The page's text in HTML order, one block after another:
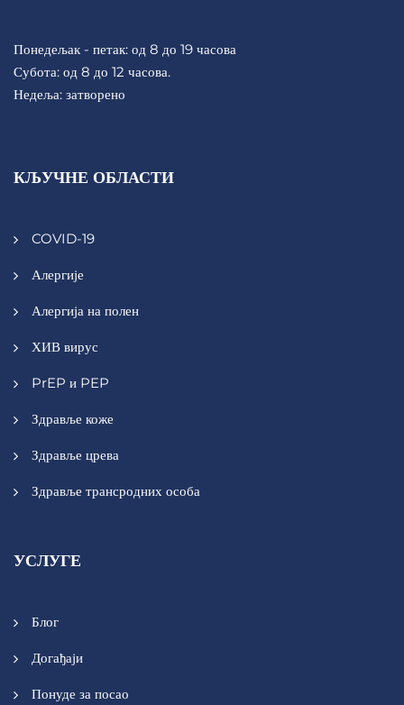
Понедељак - петак: од 8 до 19 часова
Субота: од 8 до 12 часова.
Недеља: затворено
КЉУЧНЕ ОБЛАСТИ
COVID-19
Алергије
Алергија на полен
ХИВ вирус
PrEP и PEP
Здравље коже
Здравље црева
Здравље трансродних особа
УСЛУГЕ
Блог
Догађаји
Понуде за посао